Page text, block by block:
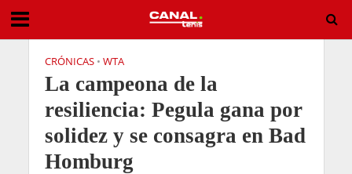
CRÓNICAS • WTA
La campeona de la
resiliencia: Pegula gana por
solidez y se consagra en Bad
Homburg